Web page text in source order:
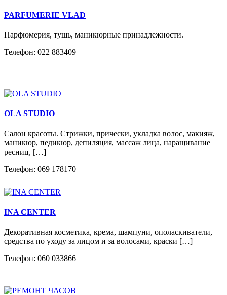
PARFUMERIE VLAD
Парфюмерия, тушь, маникюрные принадлежности.
Телефон: 022 883409
OLA STUDIO
Салон красоты. Стрижки, прически, укладка волос, макияж,
маникюр, педикюр, депиляция, массаж лица, наращивание
ресниц, […]
Телефон: 069 178170
INA CENTER
Декоративная косметика, крема, шампуни, ополаскиватели,
средства по уходу за лицом и за волосами, краски […]
Телефон: 060 033866